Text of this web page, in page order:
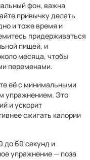
фон, важна
привычку делать
и тоже время и
придерживаться
пищей, и
месяца, чтобы
переменами.
её с минимальными
упражнением. Это
и ускорит
сжигать калории
до 60 секунд и
упражнение — поза